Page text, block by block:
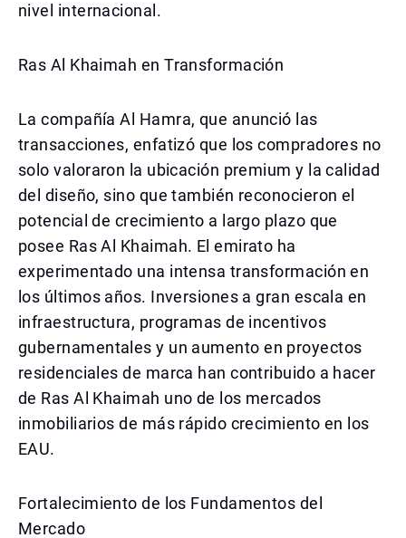
nivel internacional.
Ras Al Khaimah en Transformación
La compañía Al Hamra, que anunció las
transacciones, enfatizó que los compradores no
solo valoraron la ubicación premium y la calidad
del diseño, sino que también reconocieron el
potencial de crecimiento a largo plazo que
posee Ras Al Khaimah. El emirato ha
experimentado una intensa transformación en
los últimos años. Inversiones a gran escala en
infraestructura, programas de incentivos
gubernamentales y un aumento en proyectos
residenciales de marca han contribuido a hacer
de Ras Al Khaimah uno de los mercados
inmobiliarios de más rápido crecimiento en los
EAU.
Fortalecimiento de los Fundamentos del
Mercado